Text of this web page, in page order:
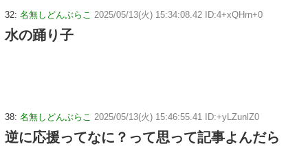
32: 名無しどんぶらこ 2025/05/13(火) 15:34:08.42 ID:4+xQHrn+0
水の踊り子
38: 名無しどんぶらこ 2025/05/13(火) 15:46:55.41 ID:+yLZunlZ0
逆に応援ってなに？って思って記事よんだら